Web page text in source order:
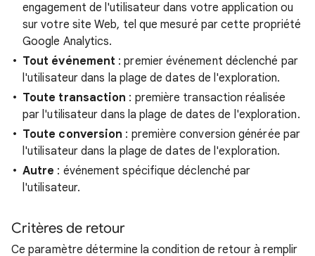
engagement de l'utilisateur dans votre application ou
sur votre site Web, tel que mesuré par cette propriété
Google Analytics.
Tout événement : premier événement déclenché par
l'utilisateur dans la plage de dates de l'exploration.
Toute transaction : première transaction réalisée
par l'utilisateur dans la plage de dates de l'exploration.
Toute conversion : première conversion générée par
l'utilisateur dans la plage de dates de l'exploration.
Autre : événement spécifique déclenché par
l'utilisateur.
Critères de retour
Ce paramètre détermine la condition de retour à remplir